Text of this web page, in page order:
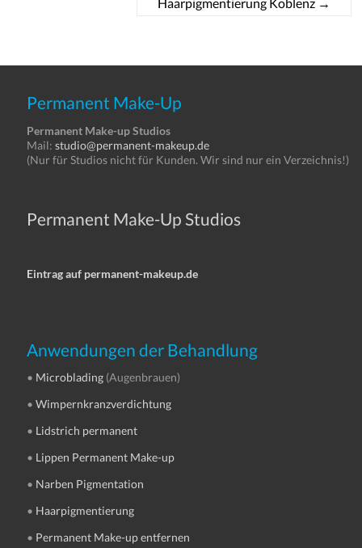
Permanent Make-Up
Permanent Make-up Studios
Mail:studio@permanent-makeup.de
(Nur für Studios nicht für Kunden. Wir sind nur ein Verzeichnis!)
Permanent Make-Up Studios
Eintrag auf permanent-makeup.de
Anwendungen der Behandlung
• Microblading (Augenbrauen)
•Wimpernkranzverdichtung
• Lidstrich permanent
• Lippen Permanent Make-up
• Narben Pigmentation
• Haarpigmentierung
• Permanent Make-up entfernen